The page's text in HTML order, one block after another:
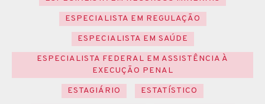
ESPECIALISTA EM REGULAÇÃO
ESPECIALISTA EM SAÚDE
ESPECIALISTA FEDERAL EM ASSISTÊNCIA À
EXECUÇÃO PENAL
ESTAGIÁRIO
ESTATÍSTICO